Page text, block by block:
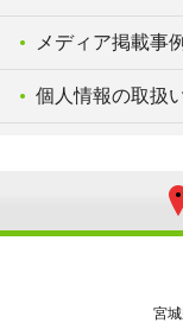
メディア掲載事例
個人情報の取扱
宮